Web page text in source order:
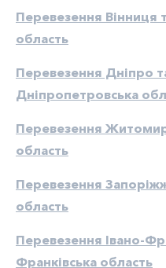
Перевезення Вінниця
область
Перевезення Дніпро
Дніпропетровська
Перевезення
область
Перевезення
область
Перевезення Івано-
Франківська область